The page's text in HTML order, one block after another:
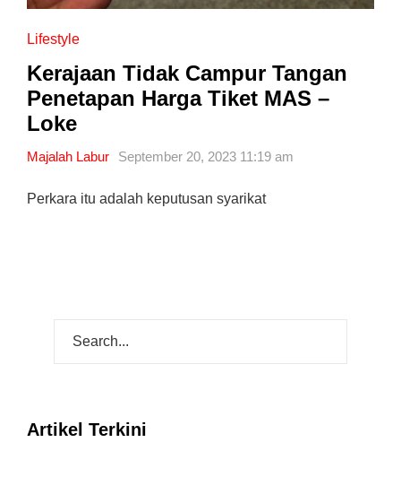
Lifestyle
Kerajaan Tidak Campur Tangan
Penetapan Harga Tiket MAS –
Loke
Majalah Labur September 20, 2023 11:19 am
Perkara itu adalah keputusan syarikat
Artikel Terkini